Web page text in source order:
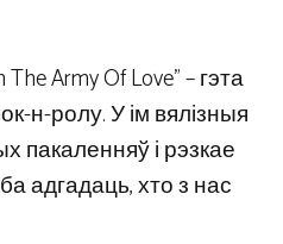
Army Of Love” – ​​гэта
н-ролу. У ім вялізныя
і рэзкае
адгадаць, хто з нас